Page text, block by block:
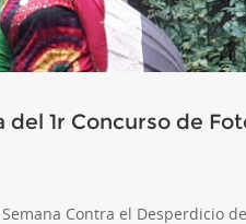
1r Concurso de
Contra el Desperdicio